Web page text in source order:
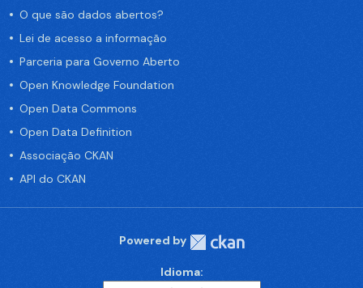
O que são dados abertos?
Lei de acesso a informação
Parceria para Governo Aberto
Open Knowledge Foundation
Open Data Commons
Open Data Definition
Associação CKAN
API do CKAN
Powered by
Idioma